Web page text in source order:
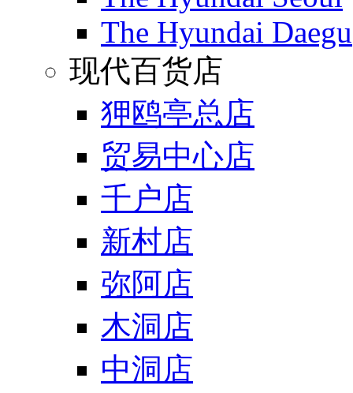
The Hyundai Daegu
现代百货店
狎鸥亭总店
贸易中心店
千户店
新村店
弥阿店
木洞店
中洞店